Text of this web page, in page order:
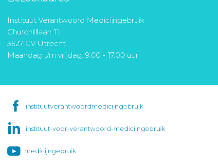
Instituut Verantwoord Medicijngebruik
Churchilllaan 11
3527 GV Utrecht
Maandag t/m vrijdag: 9.00 - 17.00 uur
instituutverantwoordmedicijngebruik
instituut-voor-verantwoord-medicijngebruik
medicijngebruik